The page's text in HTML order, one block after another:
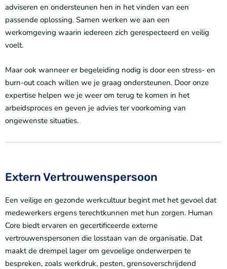
adviseren en ondersteunen hen in het vinden van een
passende oplossing. Samen werken we aan een
werkomgeving waarin iedereen zich gerespecteerd en veilig
voelt.
Maar ook wanneer er begeleiding nodig is door een stress- en
burn-out coach willen we je graag ondersteunen. Door onze
expertise helpen we je weer om terug te komen in het
arbeidsproces en geven je advies ter voorkoming van
ongewenste situaties.
Extern Vertrouwenspersoon
Een veilige en gezonde werkcultuur begint met het gevoel dat
medewerkers ergens terechtkunnen met hun zorgen. Human
Core biedt ervaren en gecertificeerde externe
vertrouwenspersonen die losstaan van de organisatie. Dat
maakt de drempel lager om gevoelige onderwerpen te
bespreken, zoals werkdruk, pesten, grensoverschrijdend